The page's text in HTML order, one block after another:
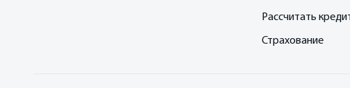
Рассчитать
Страхование